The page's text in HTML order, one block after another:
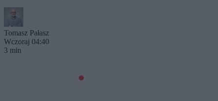
Tomasz Pałasz
Wczoraj 04:40
3 min